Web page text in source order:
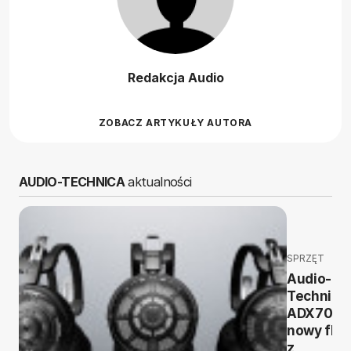
Redakcja Audio
ZOBACZ ARTYKUŁY AUTORA
AUDIO-TECHNICA aktualności
SPRZĘT
Audio-
Technica
nowy
z